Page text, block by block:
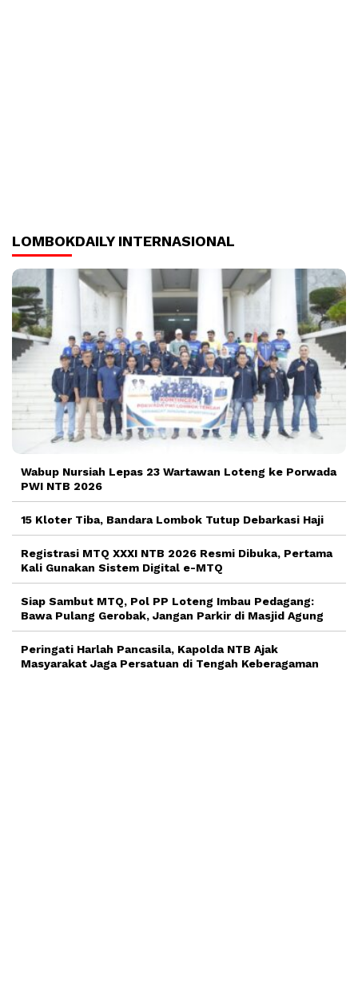
LOMBOKDAILY INTERNASIONAL
Wabup Nursiah Lepas 23 Wartawan Loteng ke Porwada
PWI NTB 2026
15 Kloter Tiba, Bandara Lombok Tutup Debarkasi Haji
Registrasi MTQ XXXI NTB 2026 Resmi Dibuka, Pertama
Kali Gunakan Sistem Digital e-MTQ
Siap Sambut MTQ, Pol PP Loteng Imbau Pedagang:
Bawa Pulang Gerobak, Jangan Parkir di Masjid Agung
Peringati Harlah Pancasila, Kapolda NTB Ajak
Masyarakat Jaga Persatuan di Tengah Keberagaman